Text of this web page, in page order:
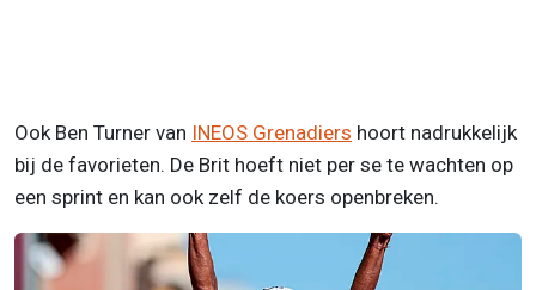
Ook Ben Turner van INEOS Grenadiers hoort nadrukkelijk
bij de favorieten. De Brit hoeft niet per se te wachten op
een sprint en kan ook zelf de koers openbreken.